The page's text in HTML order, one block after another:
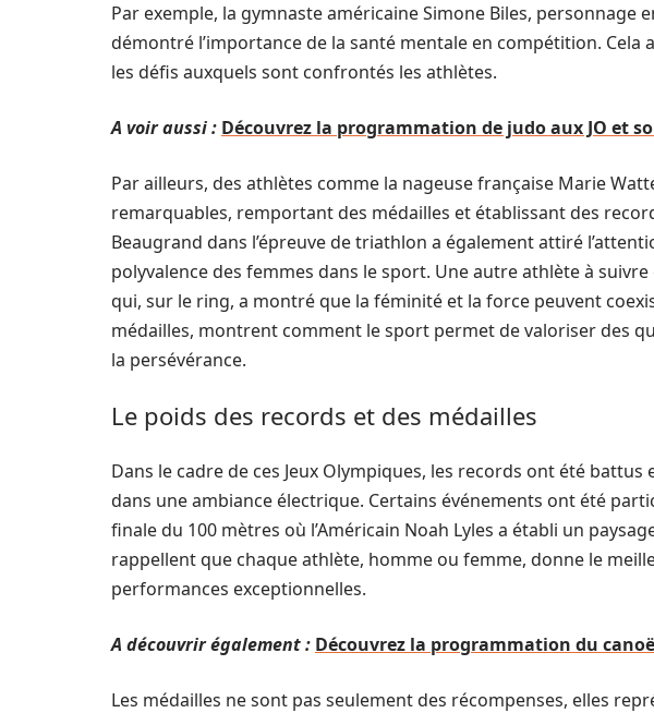
Par exemple, la gymnaste américaine Simone Biles, personnage
démontré l’importance de la santé mentale en compétition. Cela
les défis auxquels sont confrontés les athlètes.
A voir aussi : Découvrez la programmation de judo aux JO et
Par ailleurs, des athlètes comme la nageuse française Marie
remarquables, remportant des médailles et établissant des
Beaugrand dans l’épreuve de triathlon a également attiré
polyvalence des femmes dans le sport. Une autre athlète à suivre
qui, sur le ring, a montré que la féminité et la force peuvent
médailles, montrent comment le sport permet de valoriser des
la persévérance.
Le poids des records et des médailles
Dans le cadre de ces Jeux Olympiques, les records ont été
dans une ambiance électrique. Certains événements ont été
finale du 100 mètres où l’Américain Noah Lyles a établi un
rappellent que chaque athlète, homme ou femme, donne le
performances exceptionnelles.
A découvrir également : Découvrez la programmation du
Les médailles ne sont pas seulement des récompenses, elles